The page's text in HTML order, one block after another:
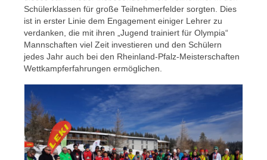
Schülerklassen für große Teilnehmerfelder sorgten. Dies
ist in erster Linie dem Engagement einiger Lehrer zu
verdanken, die mit ihren „Jugend trainiert für Olympia“
Mannschaften viel Zeit investieren und den Schülern
jedes Jahr auch bei den Rheinland-Pfalz-Meisterschaften
Wettkampferfahrungen ermöglichen.